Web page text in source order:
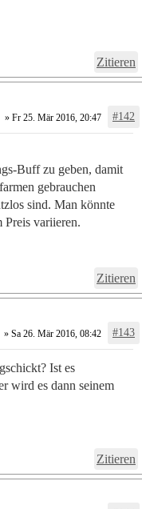
Zitieren
» Fr 25. Mär 2016, 20:47 #142
Buff zu geben, damit
gebrauchen
sind. Man könnte
Preis variieren.
Zitieren
» Sa 26. Mär 2016, 08:42 #143
Ist es
wird es dann seinem
Zitieren